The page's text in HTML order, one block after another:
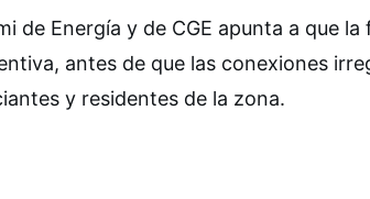
de Energía y de CGE apunta a que
antes de que las conexiones
y residentes de la zona.